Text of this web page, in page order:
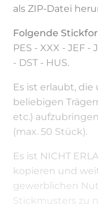
als ZIP-Datei
Folgende
PES - XXX - JEF -
- DST - HUS.
Es ist erlaubt,
beliebigen
etc.)
(max. 50 Stück).
Es ist NICHT
kopieren und
gewerblichen
Stickmusters zu